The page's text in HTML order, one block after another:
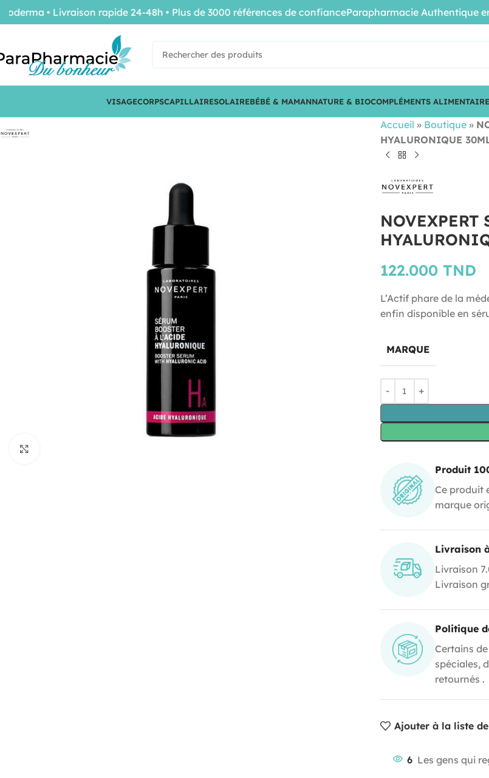
VISAGECORPSCAPILLAIRESOLAIREBÉBÉ & MAMANNATURE & BIOCOMPLÉMENTS
Accueil » Boutique»
HYALURONIQUE
NOVEXPERT
122.000 TND
L’Actif phare de la
enfin disponible en
MARQUE
Produit
Ce produit
marque
Livraison
Livraison
Livraison
Politique
Certains
spéciales,
retournés .
Ajouter à la liste
6 Les gens qui
• Livraison rapide 24-48h • Plus de 3000 références de confianceParapharmacie Authentique en